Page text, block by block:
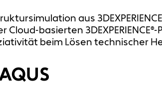
aus
Cloud-basierten
beim Lösen technischer